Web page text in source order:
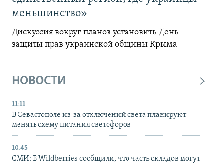
меньшинство»
Дискуссия вокруг планов установить День
защиты прав украинской общины Крыма
НОВОСТИ
11:11
В Севастополе из-за отключений света планируют
менять схему питания светофоров
10:45
СМИ: В Wildberries сообщили, что часть складов могут